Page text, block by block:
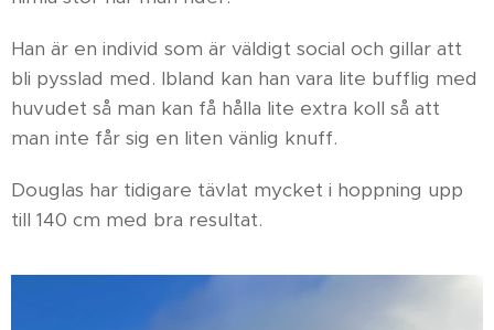
Han är en individ som är väldigt social och gillar att
bli pysslad med. Ibland kan han vara lite bufflig med
huvudet så man kan få hålla lite extra koll så att
man inte får sig en liten vänlig knuff.
Douglas har tidigare tävlat mycket i hoppning upp
till 140 cm med bra resultat.